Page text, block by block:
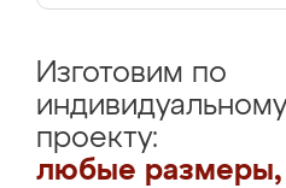
Изготовим по
индивидуальному
проекту:
любые размеры,